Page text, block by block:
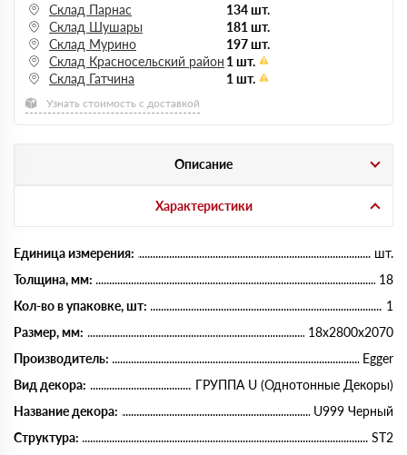
Склад Парнас
134 шт.
Склад Шушары
181 шт.
Склад Мурино
197 шт.
Склад Красносельский район 1 шт.
Склад Гатчина
1 шт.
Узнать стоимость с доставкой
Описание
Характеристики
Единица измерения:
шт.
Толщина, мм:
18
Кол-во в упаковке, шт:
1
Размер, мм:
18х2800х2070
Производитель:
Egger
Вид декора:
ГРУППА U (Однотонные Декоры)
Название декора:
U999 Черный
Структура:
ST2